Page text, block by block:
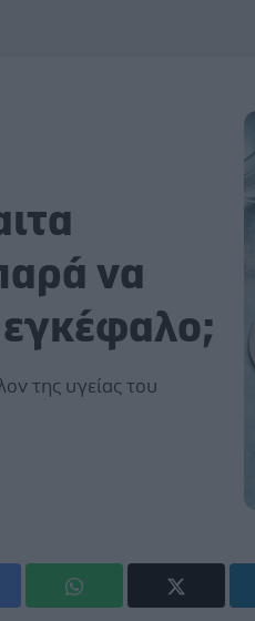
να
της υγείας του